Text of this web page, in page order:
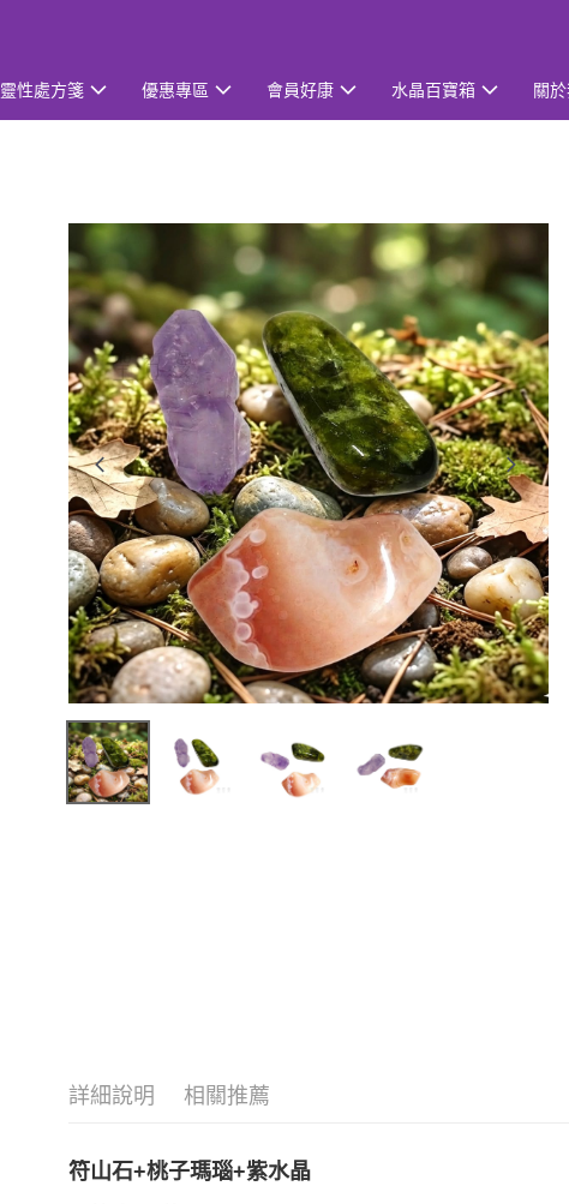
靈性處方箋 優惠專區 會員好康 水晶百寶箱 關
詳細說明 相關推薦
符山石+桃子瑪瑙+紫水晶